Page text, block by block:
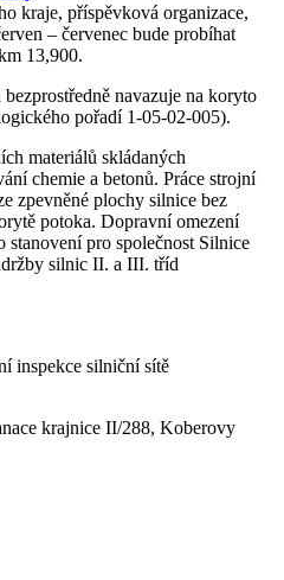
kraje, příspěvková organizace,
– červenec bude probíhat
13,900.
navazuje na koryto
pořadí 1-05-02-005).
materiálů skládaných
chemie a betonů. Práce strojní
zpevněné plochy silnice bez
potoka. Dopravní omezení
stanovení pro společnost Silnice
silnic II. a III. tříd
inspekce silniční sítě
krajnice II/288, Koberovy